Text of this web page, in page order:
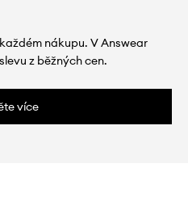
nákupu. V Answear
z běžných cen.
více